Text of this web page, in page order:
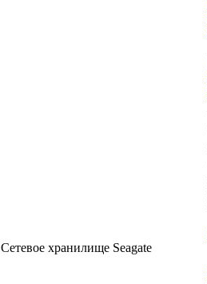
Сетевое хранилище Seagate